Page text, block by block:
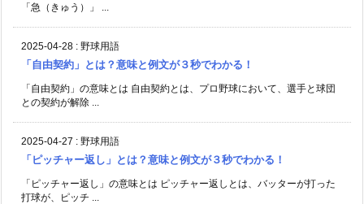
「急（きゅう）」 ...
2025-04-28 : 野球用語
「自由契約」とは？意味と例文が３秒でわかる！
「自由契約」の意味とは 自由契約とは、プロ野球において、選手と球団
との契約が解除 ...
2025-04-27 : 野球用語
「ピッチャー返し」とは？意味と例文が３秒でわかる！
「ピッチャー返し」の意味とは ピッチャー返しとは、バッターが打った
打球が、ピッチ ...